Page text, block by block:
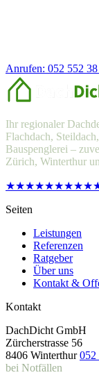
Anrufen: 052 552 38
Ihr regionaler
Flachdach,
Bauspenglerei –
Zürich, Winterthur
★★★★★
Seiten
Leistungen
Referenzen
Ratgeber
Über uns
Kontakt &
Kontakt
DachDicht GmbH
Zürcherstrasse 56
8406 Winterthur 052
bei Notfällen